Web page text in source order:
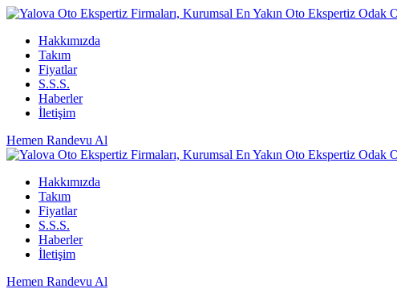
Hakkımızda
Takım
Fiyatlar
S.S.S.
Haberler
İletişim
Hemen Randevu Al
Hakkımızda
Takım
Fiyatlar
S.S.S.
Haberler
İletişim
Hemen Randevu Al